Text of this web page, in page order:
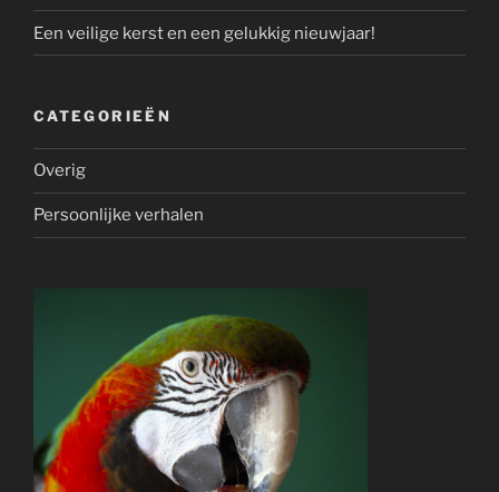
Een veilige kerst en een gelukkig nieuwjaar!
CATEGORIEËN
Overig
Persoonlijke verhalen